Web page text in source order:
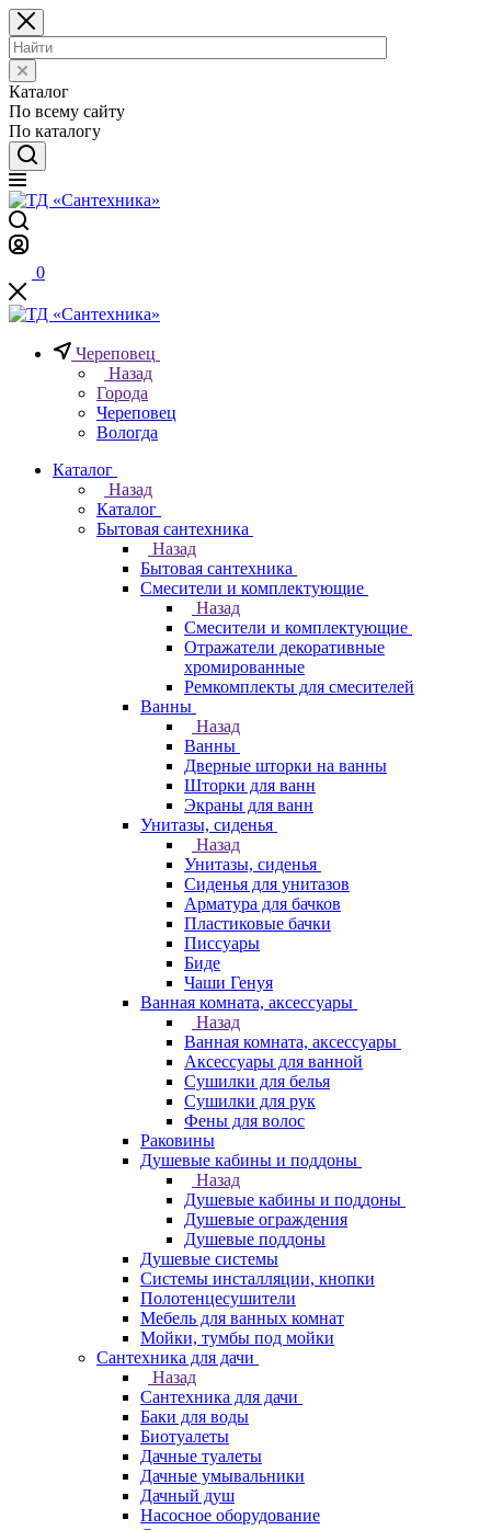
Каталог
По всему сайту
По каталогу
0
Череповец
Назад
Города
Череповец
Вологда
Каталог
Назад
Каталог
Бытовая сантехника
Назад
Бытовая сантехника
Смесители и комплектующие
Назад
Смесители и комплектующие
Отражатели декоративные
хромированные
Ремкомплекты для смесителей
Ванны
Назад
Ванны
Дверные шторки на ванны
Шторки для ванн
Экраны для ванн
Унитазы, сиденья
Назад
Унитазы, сиденья
Сиденья для унитазов
Арматура для бачков
Пластиковые бачки
Писсуары
Биде
Чаши Генуя
Ванная комната, аксессуары
Назад
Ванная комната, аксессуары
Аксессуары для ванной
Сушилки для белья
Сушилки для рук
Фены для волос
Раковины
Душевые кабины и поддоны
Назад
Душевые кабины и поддоны
Душевые ограждения
Душевые поддоны
Душевые системы
Системы инсталляции, кнопки
Полотенцесушители
Мебель для ванных комнат
Мойки, тумбы под мойки
Сантехника для дачи
Назад
Сантехника для дачи
Баки для воды
Биотуалеты
Дачные туалеты
Дачные умывальники
Дачный душ
Насосное оборудование